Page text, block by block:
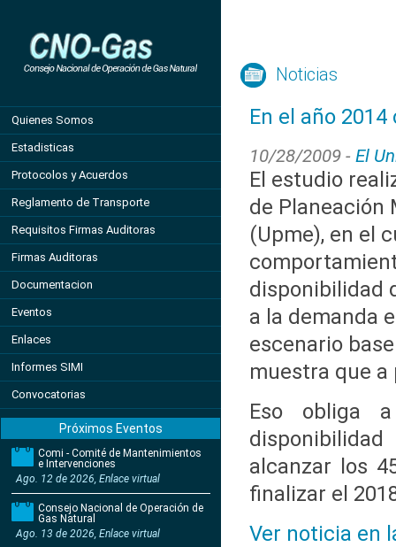
Quienes Somos
Estadisticas
Protocolos y Acuerdos
Reglamento de Transporte
Requisitos Firmas Auditoras
Firmas Auditoras
Documentacion
Eventos
Enlaces
Informes SIMI
Convocatorias
Próximos Eventos
Comi - Comité de Mantenimientos
e Intervenciones
Ago. 12 de 2026, Enlace virtual
Consejo Nacional de Operación de
Gas Natural
Ago. 13 de 2026, Enlace virtual
Noticias
En el año
10/28/2009 - El
El estudio
de Planeación
(Upme), en el
disponibilidad
a la demanda
escenario
muestra que
Eso obliga
alcanzar los
finalizar el
Ver noticia en